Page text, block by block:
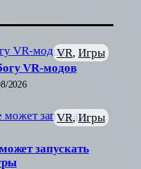
VR-модов
VR, Игры
2026
запускать
VR, Игры